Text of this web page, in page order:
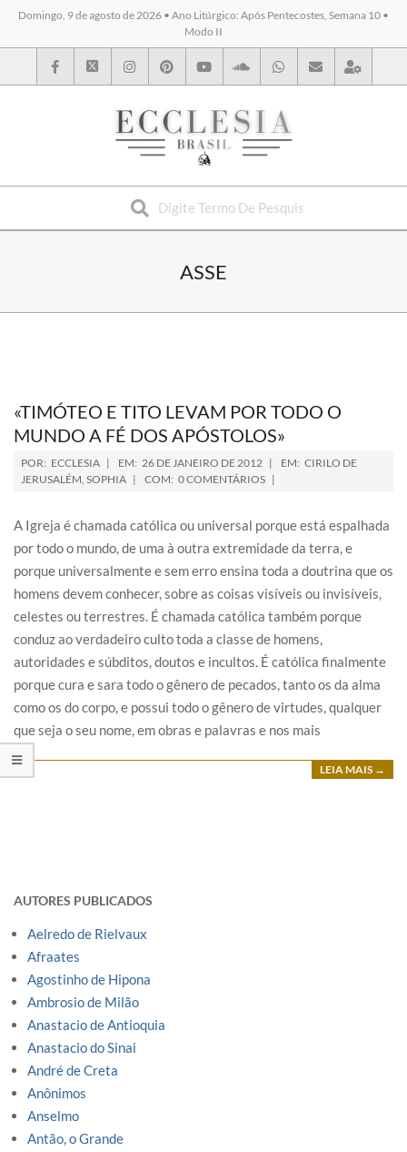
Domingo, 9 de agosto de 2026 • Ano Litúrgico: Após Pentecostes, Semana 10 •
Modo II
BYBLOS
ASSE
«TIMÓTEO E TITO LEVAM POR TODO O
MUNDO A FÉ DOS APÓSTOLOS»
POR: ECCLESIA EM: 26 DE JANEIRO DE 2012 EM: CIRILO DE
JERUSALÉM, SOPHIA COM: 0 COMENTÁRIOS
A Igreja é chamada católica ou universal porque está espalhada
por todo o mundo, de uma à outra extremidade da terra, e
porque universalmente e sem erro ensina toda a doutrina que os
homens devem conhecer, sobre as coisas visíveis ou invisíveis,
celestes ou terrestres. É chamada católica também porque
conduz ao verdadeiro culto toda a classe de homens,
autoridades e súbditos, doutos e incultos. É católica finalmente
porque cura e sara todo o gênero de pecados, tanto os da alma
como os do corpo, e possui todo o gênero de virtudes, qualquer
que seja o seu nome, em obras e palavras e nos mais
LEIA MAIS →
AUTORES PUBLICADOS
Aelredo de Rielvaux
Afraates
Agostinho de Hipona
Ambrosio de Milão
Anastacio de Antioquia
Anastacio do Sinai
André de Creta
Anônimos
Anselmo
Antão, o Grande